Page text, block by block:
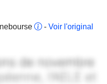
- Voir l'original